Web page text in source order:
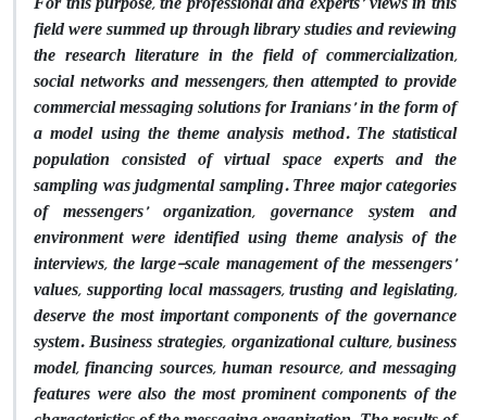
field were summed up through library studies and reviewing
the research literature in the field of commercialization,
social networks and messengers, then attempted to provide
commercial messaging solutions for Iranians’ in the form of
a model using the theme analysis method. The statistical
population consisted of virtual space experts and the
sampling was judgmental sampling. Three major categories
of messengers’ organization, governance system and
environment were identified using theme analysis of the
interviews, the large-scale management of the messengers’
values, supporting local massagers, trusting and legislating,
deserve the most important components of the governance
system. Business strategies, organizational culture, business
model, financing sources, human resource, and messaging
features were also the most prominent components of the